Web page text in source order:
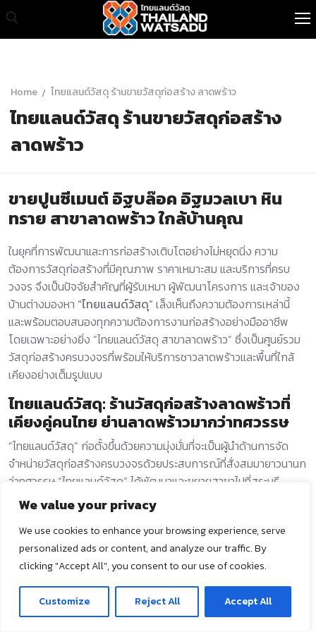
We value your privacy
We use cookies to enhance your browsing experience, serve
personalized ads or content, and analyze our traffic. By
clicking "Accept All", you consent to our use of cookies.
Customize Reject All Accept All
หน้าแรก
สินค้าทั้งหมด
เกี่ยวกับเรา
บทความ
ติดต่อเรา
Home ไทยแลนด์วัสดุ ร้านขายวัสดุก่อสร้าง ลาดพร้าว
ไทยแลนด์วัสดุ ร้านขายวัสดุก่อสร้าง
ลาดพร้าว
ขายปูนซีเมนต์ อิฐบล๊อค อิฐมวลเบา หิน
ทราย สาขาลาดพร้าว ใกล้บ้านคุณ
ในยุคที่การพัฒนาและการก่อสร้างเติบโตอย่างไม่หยุดนิ่ง ความ
ต้องการวัสดุก่อสร้างที่มีคุณภาพ ราคาเหมาะสม และบริการที่ครบ
วงจร จึงเป็นปัจจัยสำคัญที่ผู้รับเหมา ผู้พัฒนาโครงการ และเจ้าของ
บ้านต่างมองหา “ไทยแลนด์วัสดุ” เล็งเห็นถึงความต้องการเหล่านี้
และพร้อมตอบสนองทุกความต้องการงานก่อสร้างอย่างมืออาชีพ
โดยเฉพาะอย่างยิ่ง “ไทยแลนด์วัสดุ สาขาลาดพร้าว” ซึ่งเป็นศูนย์รวม
วัสดุก่อสร้างครบวงจรที่พร้อมให้บริการชาวลาดพร้าวและพื้นที่ใกล้
เคียงอย่างเต็มรูปแบบ
ไทยแลนด์วัสดุ: ร้านวัสดุก่อสร้างลาดพร้าวที่
เคียงคู่คนไทย ย่านลาดพร้าวมากว่าทศวรรษ
“ไทยแลนด์วัสดุ” ก่อตั้งขึ้นด้วยความมุ่งมั่นที่จะเป็นผู้นำด้านการจัด
จำหน่ายวัสดุก่อสร้างครบวงจรด้วยประสบการณ์ที่สั่งสมมายาวนานก
ว่าทศวรรษ “ไทยแลนด์วัสดุ” ได้พัฒนาและขยายสาขาไปที่สระบุรี
พร้อมทั้งคัดสรรสินค้าคุณภาพจากแบรนด์ชั้นนำทั้งในและต่างประเทศ
เพื่อให้ลูกค้ามั่นใจได้ว่าจะได้รับวัสดุก่อสร้างที่ดีที่สุดสำหรับทุก
โครงการ
ทำไมต้องเลือก ไทยแลนด์วัสดุ สาขา
ติดต่อเรา